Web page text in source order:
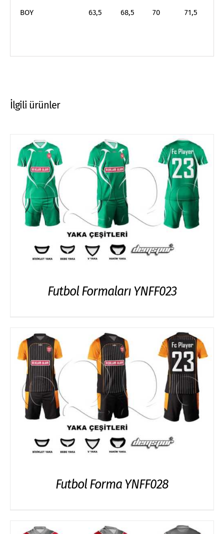
BOY
63,5 68,5 70 71,5
İlgili ürünler
Futbol Formaları YNFF023
Futbol Forma YNFF028